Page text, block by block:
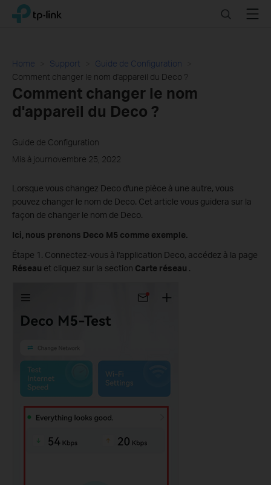
Click
navigation
TP-Link, Reliably Smart SearchMenu
Home Support
Guide de Configuration
Comment changer le nom d'appareil du Deco ?
Comment changer le nom
d'appareil du Deco ?
Guide de Configuration
Mis à journovembre 25, 2022
Lorsque vous changez Deco d'une pièce à une autre, vous
pouvez changer le nom de Deco. Cet article vous guidera sur la
façon de changer le nom de Deco.
Ici, nous prenons Deco M5 comme exemple.
Étape 1. Connectez-vous à l'application Deco, accédez à la page
Réseau et cliquez sur la section Carte réseau .